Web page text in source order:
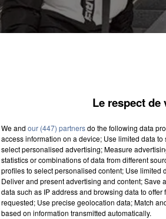
dix jours devant le
entre bandes rivales. Une
Le respect
We and our (447) partnersdo the following data
access information on a device; Use limited data
select personalised advertising; Measure
statistics or combinations of data from different
profiles to select personalised content; Use limited
Deliver and present advertising and content;
data such as IP address and browsing data to
requested; Use precise geolocation data; Match
based on information transmitted automatically.